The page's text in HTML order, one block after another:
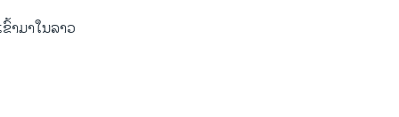
າມາໃນລາວ